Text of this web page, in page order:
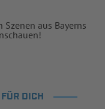
aus Bayerns
DICH